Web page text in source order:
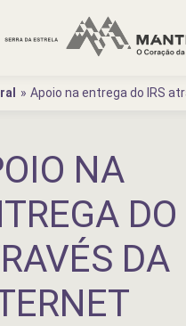
Apoio na entrega do IRS
NA
DO
DA